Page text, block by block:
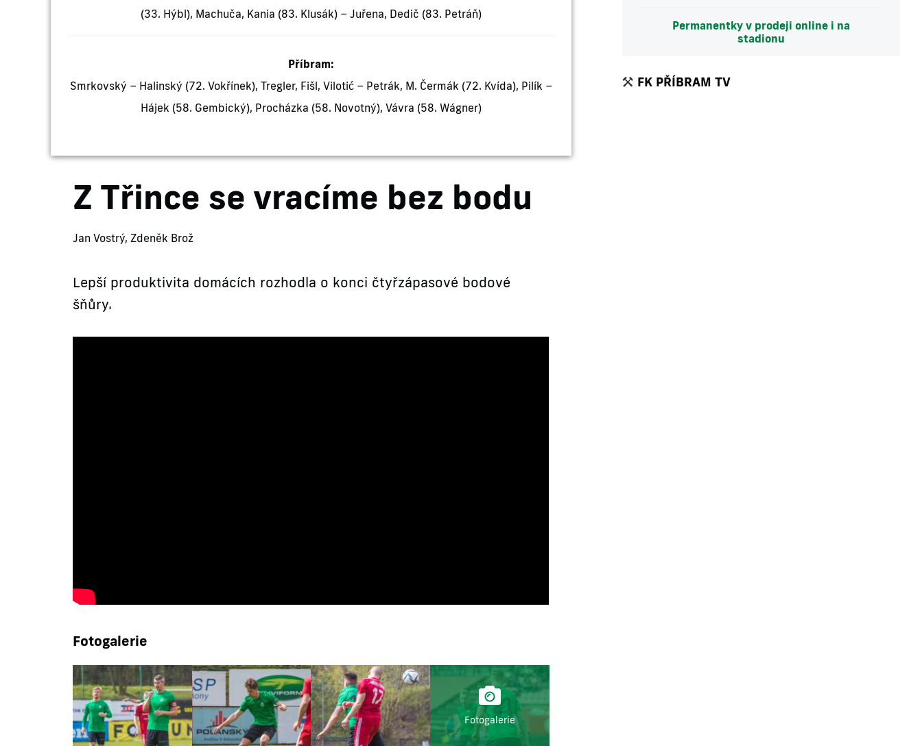
(33. Hýbl), Machuča, Kania (83. Klusák) – Juřena, Dedič (83. Petráň)
Příbram:
Smrkovský – Halinský (72. Vokřínek), Tregler, Fišl, Vilotić – Petrák, M. Čermák (72. Kvída), Pilík –
Hájek (58. Gembický), Procházka (58. Novotný), Vávra (58. Wágner)
Z Třince se vracíme bez bodu
Jan Vostrý, Zdeněk Brož
Lepší produktivita domácích rozhodla o konci čtyřzápasové bodové
šňůry.
Fotogalerie
Fotogalerie
Permanentky v prodeji online i na
stadionu
FK PŘÍBRAM TV